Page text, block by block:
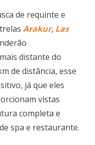
de requinte e
Arakur, Las
distante do
de distância, esse
já que eles
vistas
completa e
spa e restaurante.